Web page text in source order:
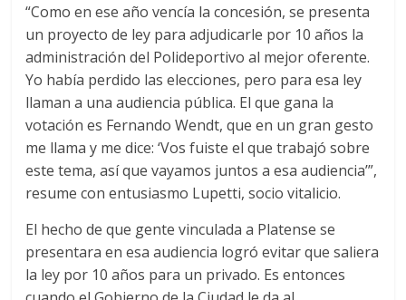
“Como en ese año vencía la concesión, se presenta
un proyecto de ley para adjudicarle por 10 años la
administración del Polideportivo al mejor oferente.
Yo había perdido las elecciones, pero para esa ley
llaman a una audiencia pública. El que gana la
votación es Fernando Wendt, que en un gran gesto
me llama y me dice: ‘Vos fuiste el que trabajó sobre
este tema, así que vayamos juntos a esa audiencia’”,
resume con entusiasmo Lupetti, socio vitalicio.
El hecho de que gente vinculada a Platense se
presentara en esa audiencia logró evitar que saliera
la ley por 10 años para un privado. Es entonces